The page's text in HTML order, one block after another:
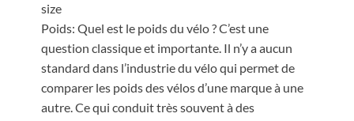
size
Poids: Quel est le poids du vélo ? C’est une
question classique et importante. Il n’y a aucun
standard dans l’industrie du vélo qui permet de
comparer les poids des vélos d’une marque à une
autre. Ce qui conduit très souvent à des